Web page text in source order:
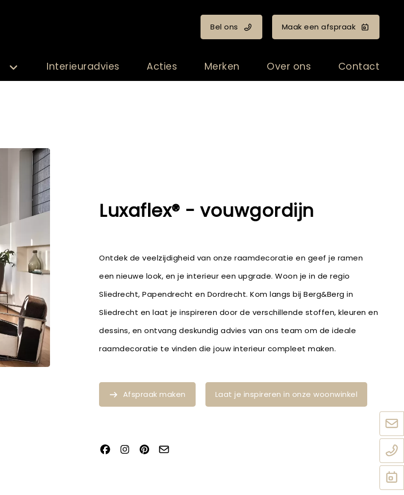
Bel ons Maak een afspraak
Interieuradvies Acties Merken Over ons Contact
Luxaflex® - vouwgordijn
Ontdek de veelzijdigheid van onze raamdecoratie en geef je ramen
een nieuwe look, en je interieur een upgrade. Woon je in de regio
Sliedrecht, Papendrecht en Dordrecht. Kom langs bij Berg&Berg in
Sliedrecht en laat je inspireren door de verschillende stoffen, kleuren en
dessins, en ontvang deskundig advies van ons team om de ideale
raamdecoratie te vinden die jouw interieur compleet maken.
Afspraak maken Laat je inspireren in onze woonwinkel